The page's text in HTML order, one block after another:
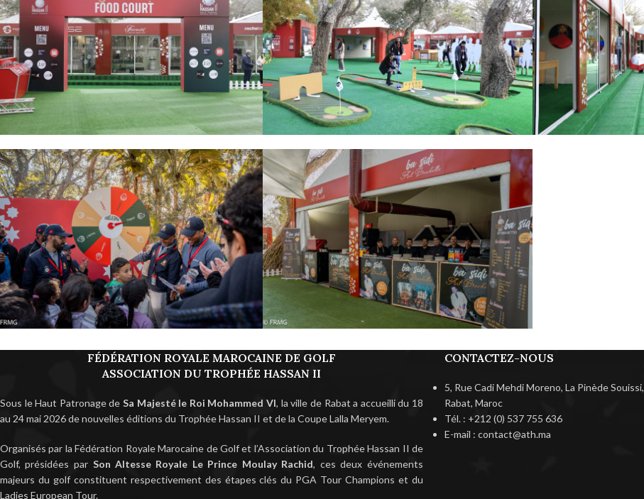
FÉDÉRATION ROYALE MAROCAINE DE GOLF
ASSOCIATION DU TROPHÉE HASSAN II
Sous le Haut Patronage deSa Majesté le Roi Mohammed VI, la ville de Rabat a accueilli du 18
au 24 mai 2026 de nouvelles éditions du Trophée Hassan II et de la Coupe Lalla Meryem.
Organisés par la Fédération Royale Marocaine de Golf et l’Association du Trophée Hassan II de
Golf, présidées par Son Altesse Royale Le Prince Moulay Rachid, ces deux événements
majeurs du golf constituent respectivement des étapes clés du PGA Tour Champions et du
Ladies European Tour.
CONTACTEZ-NOUS
5, Rue Cadi Mehdi Moreno, La Pinède Souissi,
Rabat, Maroc
Tél. : +212 (0) 537 755 636
E-mail : contact@ath.ma